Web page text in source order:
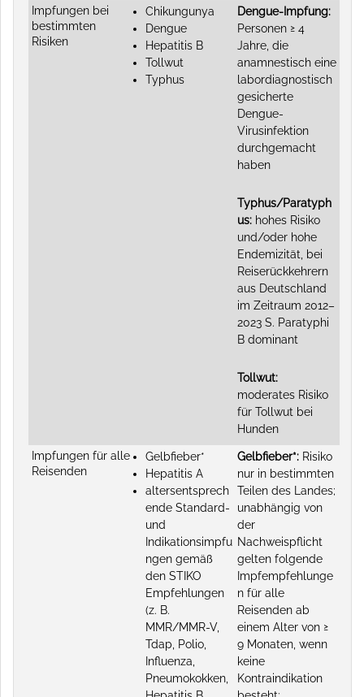
Impfungen bei
bestimmten
Risiken
Chikungunya
Dengue
Hepatitis B
Tollwut
Typhus
Dengue-Impfung:
Personen ≥ 4
Jahre, die
anamnestisch eine
labordiagnostisch
gesicherte
Dengue-
Virusinfektion
durchgemacht
haben
Typhus/Paratyph
us:hohes Risiko
und/oder hohe
Endemizität, bei
Reiserückkehrern
aus Deutschland
im Zeitraum 2012–
2023 S. Paratyphi
B dominant
Tollwut:
moderates Risiko
für Tollwut bei
Hunden
Impfungen für alle
Reisenden
Gelbfieber*
Hepatitis A
altersentsprech
ende Standard-
und
Indikationsimpfu
ngen gemäß
den STIKO
Empfehlungen
(z. B.
MMR/MMR-V,
Tdap, Polio,
Influenza,
Pneumokokken,
Gelbfieber*:Risiko
nur in bestimmten
Teilen des Landes;
unabhängig von
der
Nachweispflicht
gelten folgende
Impfempfehlunge
n für alle
Reisenden ab
einem Alter von ≥
9 Monaten, wenn
keine
Kontraindikation